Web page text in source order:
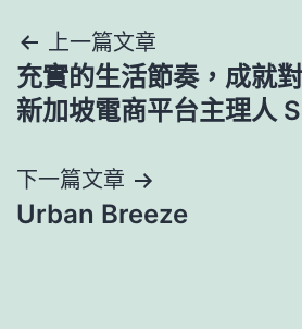
文
章
覽
上一篇文章
充實的生活節奏，成就
新加坡電商平台主理人
下一篇文章
Urban Breeze